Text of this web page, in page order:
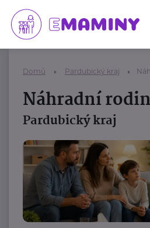
Domů Pardubický kraj
Náhradní
Pardubický kraj